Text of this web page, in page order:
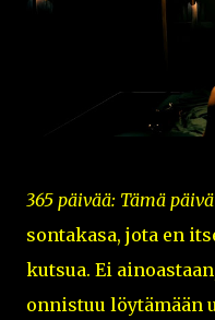
365 päivää: Tämä päivä
sontakasa, jota en
kutsua. Ei
onnistuu löytämään